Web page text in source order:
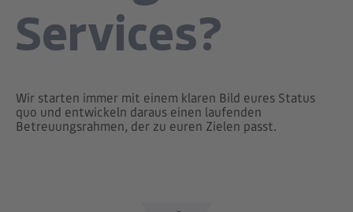
Services?
Wir starten immer mit einem klaren Bild eures Status
quo und entwickeln daraus einen laufenden
Betreuungsrahmen, der zu euren Zielen passt.